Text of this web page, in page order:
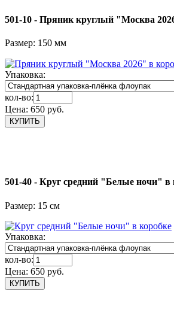
501-10 - Пряник круглый "Москва
Размер: 150 мм
Упаковка:
кол-во:
Цена: 650 руб.
501-40 - Круг средний "Белые ночи" в
Размер: 15 см
Упаковка:
кол-во:
Цена: 650 руб.